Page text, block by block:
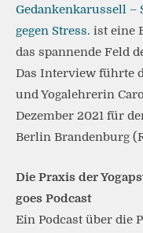
Gedankenkarussell –
gegen Stress. ist eine
das spannende Feld
Das Interview führte
und Yogalehrerin
Dezember 2021 für
Berlin Brandenburg
Die Praxis der
goes Podcast
Ein Podcast über die